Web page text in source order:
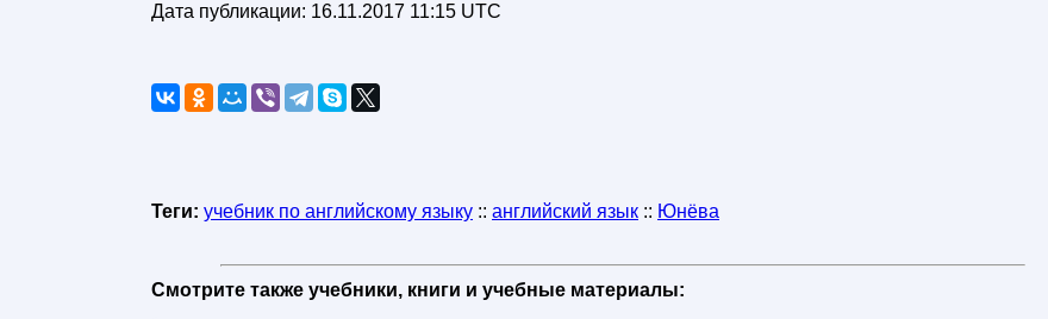
Дата публикации: 16.11.2017 11:15 UTC
Теги: учебник по английскому языку :: английский язык :: Юнёва
Смотрите также учебники, книги и учебные материалы: